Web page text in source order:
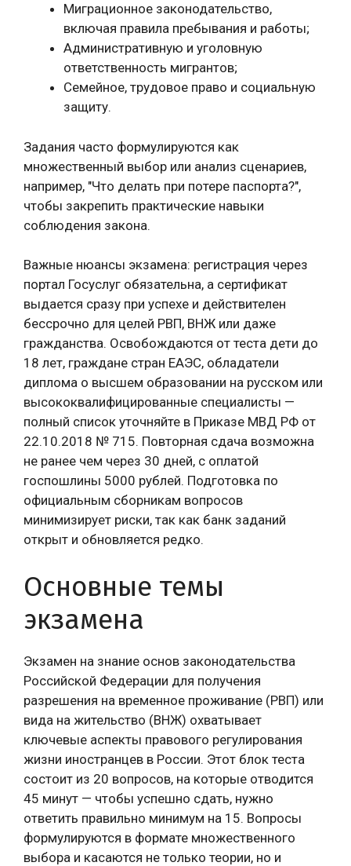
Миграционное законодательство,
включая правила пребывания и работы;
Административную и уголовную
ответственность мигрантов;
Семейное, трудовое право и социальную
защиту.
Задания часто формулируются как
множественный выбор или анализ сценариев,
например, "Что делать при потере паспорта?",
чтобы закрепить практические навыки
соблюдения закона.
Важные нюансы экзамена: регистрация через
портал Госуслуг обязательна, а сертификат
выдается сразу при успехе и действителен
бессрочно для целей РВП, ВНЖ или даже
гражданства. Освобождаются от теста дети до
18 лет, граждане стран ЕАЭС, обладатели
диплома о высшем образовании на русском или
высококвалифицированные специалисты —
полный список уточняйте в Приказе МВД РФ от
22.10.2018 № 715. Повторная сдача возможна
не ранее чем через 30 дней, с оплатой
госпошлины 5000 рублей. Подготовка по
официальным сборникам вопросов
минимизирует риски, так как банк заданий
открыт и обновляется редко.
Основные темы
экзамена
Экзамен на знание основ законодательства
Российской Федерации для получения
разрешения на временное проживание (РВП) или
вида на жительство (ВНЖ) охватывает
ключевые аспекты правового регулирования
жизни иностранцев в России. Этот блок теста
состоит из 20 вопросов, на которые отводится
45 минут — чтобы успешно сдать, нужно
ответить правильно минимум на 15. Вопросы
формулируются в формате множественного
выбора и касаются не только теории, но и